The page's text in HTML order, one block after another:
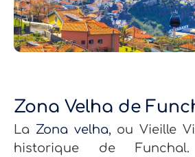
Zona Velha de
La Zona velha, ou Vieille
historique de